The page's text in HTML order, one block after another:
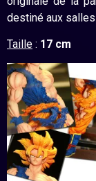
destiné aux
Taille : 17 cm